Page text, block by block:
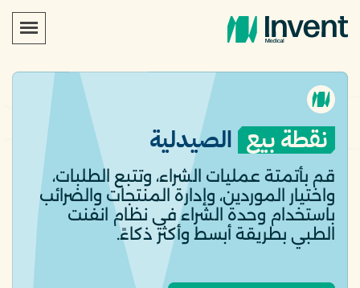
نقطة بيع الصيدلية
قم بأتمتة عمليات الشراء، وتتبع الطلبات،
واختيار الموردين، وإدارة المنتجات والضرائب
باستخدام وحدة الشراء في نظام انفنت
الطبي بطريقة أبسط وأكثر ذكاءً.